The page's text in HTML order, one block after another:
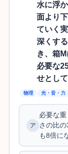
水に浮
面より
ていく
深くす
き、箱
必要な
せとし
物理 光・音・力
必要な
さの比
も8倍に